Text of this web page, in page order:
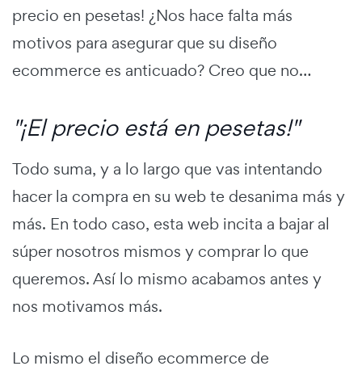
precio en pesetas! ¿Nos hace falta más
motivos para asegurar que su diseño
ecommerce es anticuado? Creo que no…
"¡El precio está en pesetas!"
Todo suma, y a lo largo que vas intentando
hacer la compra en su web te desanima más y
más. En todo caso, esta web incita a bajar al
súper nosotros mismos y comprar lo que
queremos. Así lo mismo acabamos antes y
nos motivamos más.
Lo mismo el diseño ecommerce de